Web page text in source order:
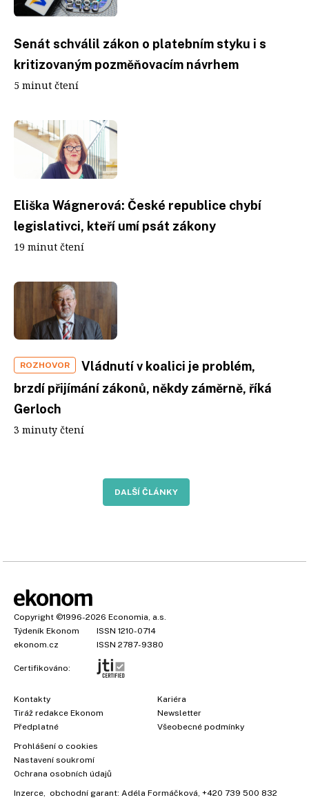
Senát schválil zákon o platebním styku i s
kritizovaným pozměňovacím návrhem
5 minut čtení
Eliška Wágnerová: České republice chybí
legislativci, kteří umí psát zákony
19 minut čtení
ROZHOVOR
Vládnutí v koalici je problém,
brzdí přijímání zákonů, někdy záměrně, říká
Gerloch
3 minuty čtení
DALŠÍ ČLÁNKY
Copyright ©1996-2026 Economia, a.s.
Týdeník Ekonom
ISSN 1210-0714
ekonom.cz
ISSN 2787-9380
Certifikováno:
Kontakty
Tiráž redakce Ekonom
Předplatné
Kariéra
Newsletter
Všeobecné podmínky
Prohlášení o cookies
Nastavení soukromí
Ochrana osobních údajů
Inzerce, obchodní garant: Adéla Formáčková, +420 739 500 832